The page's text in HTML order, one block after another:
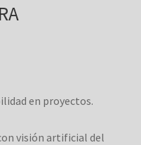
en proyectos.
visión artificial del